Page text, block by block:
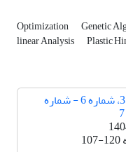
Optimization Genetic
linear Analysis Plastic
دوره 3، شماره 6 - شماره
107-120